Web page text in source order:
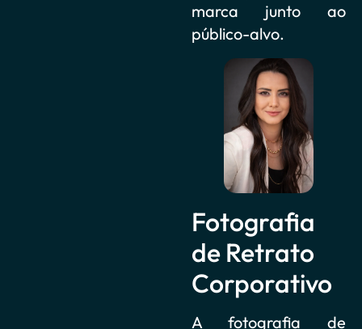
marca junto ao
público-alvo.
Fotografia
de Retrato
Corporativo
A fotografia de